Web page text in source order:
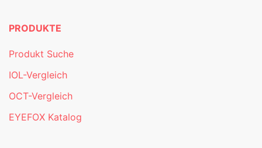
PRODUKTE
Produkt Suche
IOL-Vergleich
OCT-Vergleich
EYEFOX Katalog